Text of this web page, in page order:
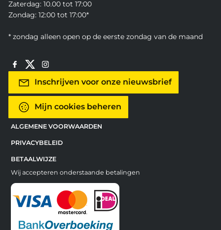
Zaterdag: 10.00 tot 17:00
Zondag: 12:00 tot 17:00*
* zondag alleen open op de eerste zondag van de maand
Inschrijven voor onze nieuwsbrief
Mijn cookies beheren
ALGEMENE VOORWAARDEN
PRIVACYBELEID
BETAALWIJZE
Wij accepteren onderstaande betalingen